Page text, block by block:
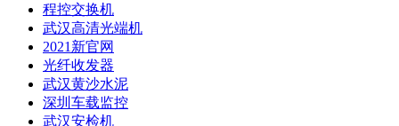
程控交换机
武汉高清光端机
2021新官网
光纤收发器
武汉黄沙水泥
深圳车载监控
武汉安检机